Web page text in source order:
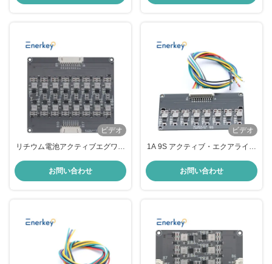
ビデオ
リチウム電池アクティブエグワイ
転送バランサー
お問い合わせ
ビデオ
1A 9S アクティブ・エクアライザ
ネルギー・転送・エクアライザー
お問い合わせ